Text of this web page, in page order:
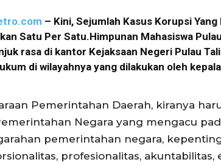
– Kini, Sejumlah Kasus Korupsi
Satu Per Satu.Himpunan Mahasiswa
rasa di kantor Kejaksaan Negeri Pulau
di wilayahnya yang dilakukan oleh
Pemerintahan Daerah, kiranya
Negara yang mengacu
pemerintahan negara,
profesionalitas, akuntabilitas,